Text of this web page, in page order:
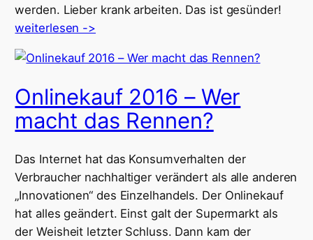
werden. Lieber krank arbeiten. Das ist gesünder!
weiterlesen ->
Onlinekauf 2016 – Wer
macht das Rennen?
Das Internet hat das Konsumverhalten der
Verbraucher nachhaltiger verändert als alle anderen
„Innovationen“ des Einzelhandels. Der Onlinekauf
hat alles geändert. Einst galt der Supermarkt als
der Weisheit letzter Schluss. Dann kam der